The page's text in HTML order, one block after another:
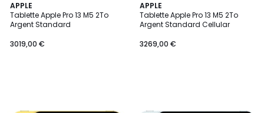
APPLE
Tablette Apple Pro 13 M5 2To
Argent Standard
3019,00 €
APPLE
Tablette Apple Pro 13 M5 2To
Argent Standard Cellular
3269,00 €